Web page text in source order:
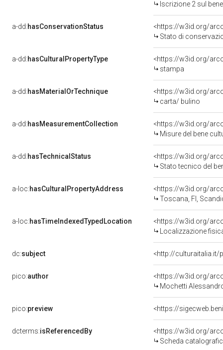
Iscrizione 2 sul
a-dd:hasConservationStatus
<https://w3id.org/
Stato di
a-dd:hasCulturalPropertyType
<https://w3id.org/
stampa
a-dd:hasMaterialOrTechnique
<https://w3id.org/
carta/ bulino
a-dd:hasMeasurementCollection
<https://w3id.org/
Misure del bene
a-dd:hasTechnicalStatus
<https://w3id.org/
Stato tecnico del
a-loc:hasCulturalPropertyAddress
<https://w3id.org/
Toscana, FI,
a-loc:hasTimeIndexedTypedLocation
<https://w3id.org/
Localizzazione
dc:subject <http://
pico:author
<https://w3id.org/
Mochetti
pico:preview <https://
dcterms:isReferencedBy
<https://w3id.org/
Scheda